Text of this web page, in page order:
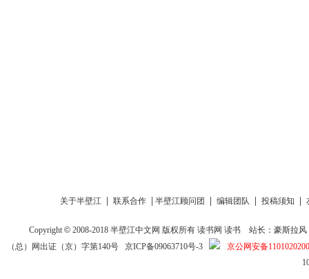
关于半壁江 联系合作 半壁江顾问团 编辑团队 投稿须知
Copyright © 2008-2018半壁江中文网 版权所有读书网 读书
站长：豪斯拉风
（总）网出证（京）字第140号 京ICP备09063710号-3
京公网安备